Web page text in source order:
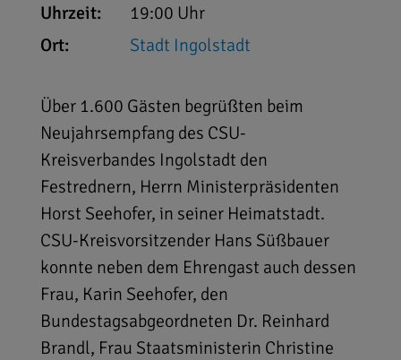
Uhrzeit:
19:00 Uhr
Ort:
Stadt Ingolstadt
Über 1.600 Gästen begrüßten beim
Neujahrsempfang des CSU-
Kreisverbandes Ingolstadt den
Festrednern, Herrn Ministerpräsidenten
Horst Seehofer, in seiner Heimatstadt.
CSU-Kreisvorsitzender Hans Süßbauer
konnte neben dem Ehrengast auch dessen
Frau, Karin Seehofer, den
Bundestagsabgeordneten Dr. Reinhard
Brandl, Frau Staatsministerin Christine